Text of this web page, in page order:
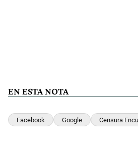
EN ESTA NOTA
Facebook Google Censura